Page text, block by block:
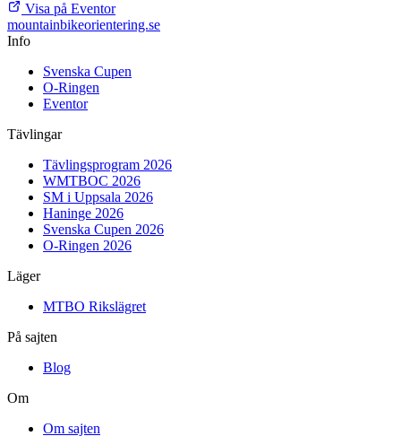
Visa på Eventor
mountainbikeorientering.se
Info
Svenska Cupen
O-Ringen
Eventor
Tävlingar
Tävlingsprogram 2026
WMTBOC 2026
SM i Uppsala 2026
Haninge 2026
Svenska Cupen 2026
O-Ringen 2026
Läger
MTBO Rikslägret
På sajten
Blog
Om
Om sajten